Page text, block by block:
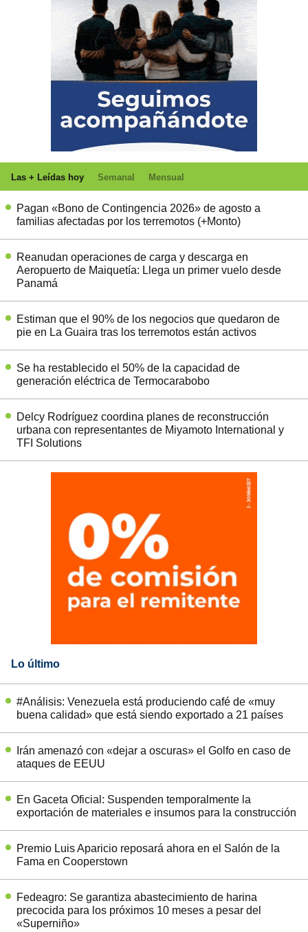
Las + Leídas hoy Semanal Mensual
Pagan «Bono de Contingencia 2026» de agosto a
familias afectadas por los terremotos (+Monto)
Reanudan operaciones de carga y descarga en
Aeropuerto de Maiquetía: Llega un primer vuelo desde
Panamá
Estiman que el 90% de los negocios que quedaron de
pie en La Guaira tras los terremotos están activos
Se ha restablecido el 50% de la capacidad de
generación eléctrica de Termocarabobo
Delcy Rodríguez coordina planes de reconstrucción
urbana con representantes de Miyamoto International y
TFI Solutions
Lo último
#Análisis: Venezuela está produciendo café de «muy
buena calidad» que está siendo exportado a 21 países
Irán amenazó con «dejar a oscuras» el Golfo en caso de
ataques de EEUU
En Gaceta Oficial: Suspenden temporalmente la
exportación de materiales e insumos para la construcción
Premio Luis Aparicio reposará ahora en el Salón de la
Fama en Cooperstown
Fedeagro: Se garantiza abastecimiento de harina
precocida para los próximos 10 meses a pesar del
«Superniño»